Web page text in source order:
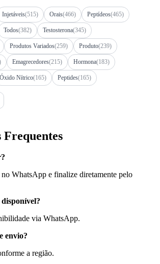
Injetáveis(515) Orais(466) Peptídeos(465)
Todos(382) Testosterona(345)
Produtos Variados(259) Produto(239)
Emagrecedores(215) Hormona(183)
Óxido Nítrico(165) Peptides(165)
Frequentes
WhatsApp e finalize diretamente pelo
via WhatsApp.
envio?
a região.